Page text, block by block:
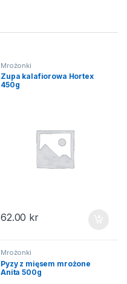
Mrożonki
Zupa kalafiorowa Hortex
450g
62.00 kr
Mrożonki
Pyzy z mięsem mrożone
Anita 500g